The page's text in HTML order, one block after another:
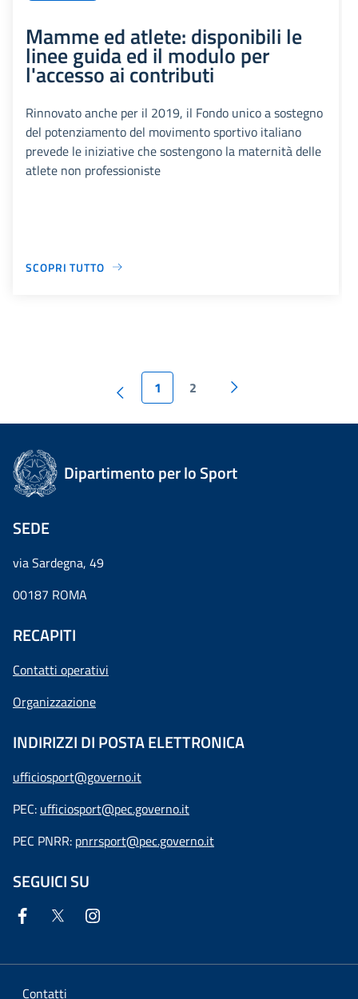
Mamme ed atlete: disponibili le
linee guida ed il modulo per
l'accesso ai contributi
Rinnovato anche per il 2019, il Fondo unico a sostegno
del potenziamento del movimento sportivo italiano
prevede le iniziative che sostengono la maternità delle
atlete non professioniste
SCOPRI TUTTO
1 2
Dipartimento per lo Sport
SEDE
via Sardegna, 49
00187 ROMA
RECAPITI
Contatti operativi
Organizzazione
INDIRIZZI DI POSTA ELETTRONICA
ufficiosport@governo.it
PEC: ufficiosport@pec.governo.it
PEC PNRR: pnrrsport@pec.governo.it
SEGUICI SU
Contatti